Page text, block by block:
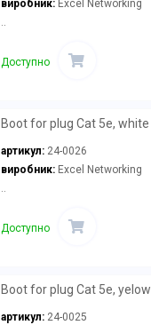
виробник:Excel Networking
..
Доступно
Boot for plug Cat 5e, white
артикул: 24-0026
виробник:Excel Networking
..
Доступно
Boot for plug Cat 5e, yelow
артикул: 24-0025